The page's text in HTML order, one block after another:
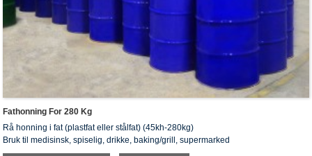
Fathonning For 280 Kg
Rå honning i fat (plastfat eller stålfat) (45kh-280kg)
Bruk til medisinsk, spiselig, drikke, baking/grill, supermarked